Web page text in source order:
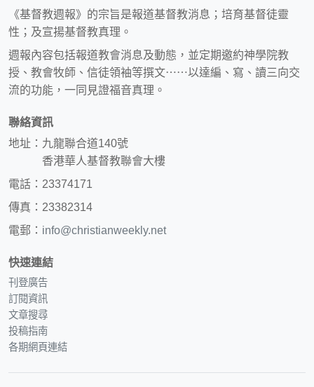
《基督教週報》的宗旨是報道基督教消息；培育基督徒靈
性；及宣揚基督教真理。
週報內容包括報道教會消息及動態，並定期邀約神學院教
授、教會牧師、信徒領袖等撰文⋯⋯以達編、寫、讀三向交
流的功能，一同見證福音真理。
聯絡資訊
地址：九龍聯合道140號
香港華人基督教聯會大樓
電話：23374171
傳真：23382314
電郵： info@christianweekly.net
快速連結
刊登廣告
訂閱資訊
文章搜尋
投稿指南
各期網頁連結